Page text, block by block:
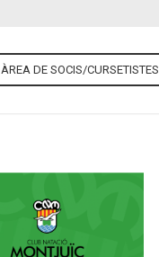
ÀREA DE SOCIS/CURSETISTES